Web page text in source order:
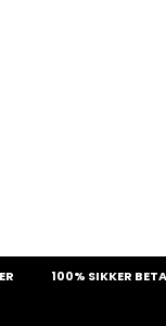
100% SIKKER BETALING